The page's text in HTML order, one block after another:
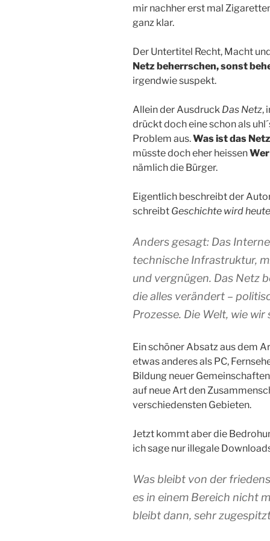
mir nachher erst mal
ganz klar.
Der Untertitel Recht, Macht
Netz beherrschen, sonst
irgendwie suspekt.
Allein der Ausdruck Das Netz,
drückt doch eine schon als
Problem aus.Was ist das
müsste doch eher heissen
nämlich die Bürger.
Eigentlich beschreibt der
schreibt Geschichte wird
Anders gesagt: Das
technische Infrastruktur,
und vergnügen. Das Netz
die alles verändert –
Prozesse. Die Welt, wie
Ein schöner Absatz aus dem
etwas anderes als PC,
Bildung neuer
auf neue Art den
verschiedensten Gebieten.
Jetzt kommt aber die
ich sage nur illegale
Was bleibt von der
es in einem Bereich nicht
bleibt dann, sehr